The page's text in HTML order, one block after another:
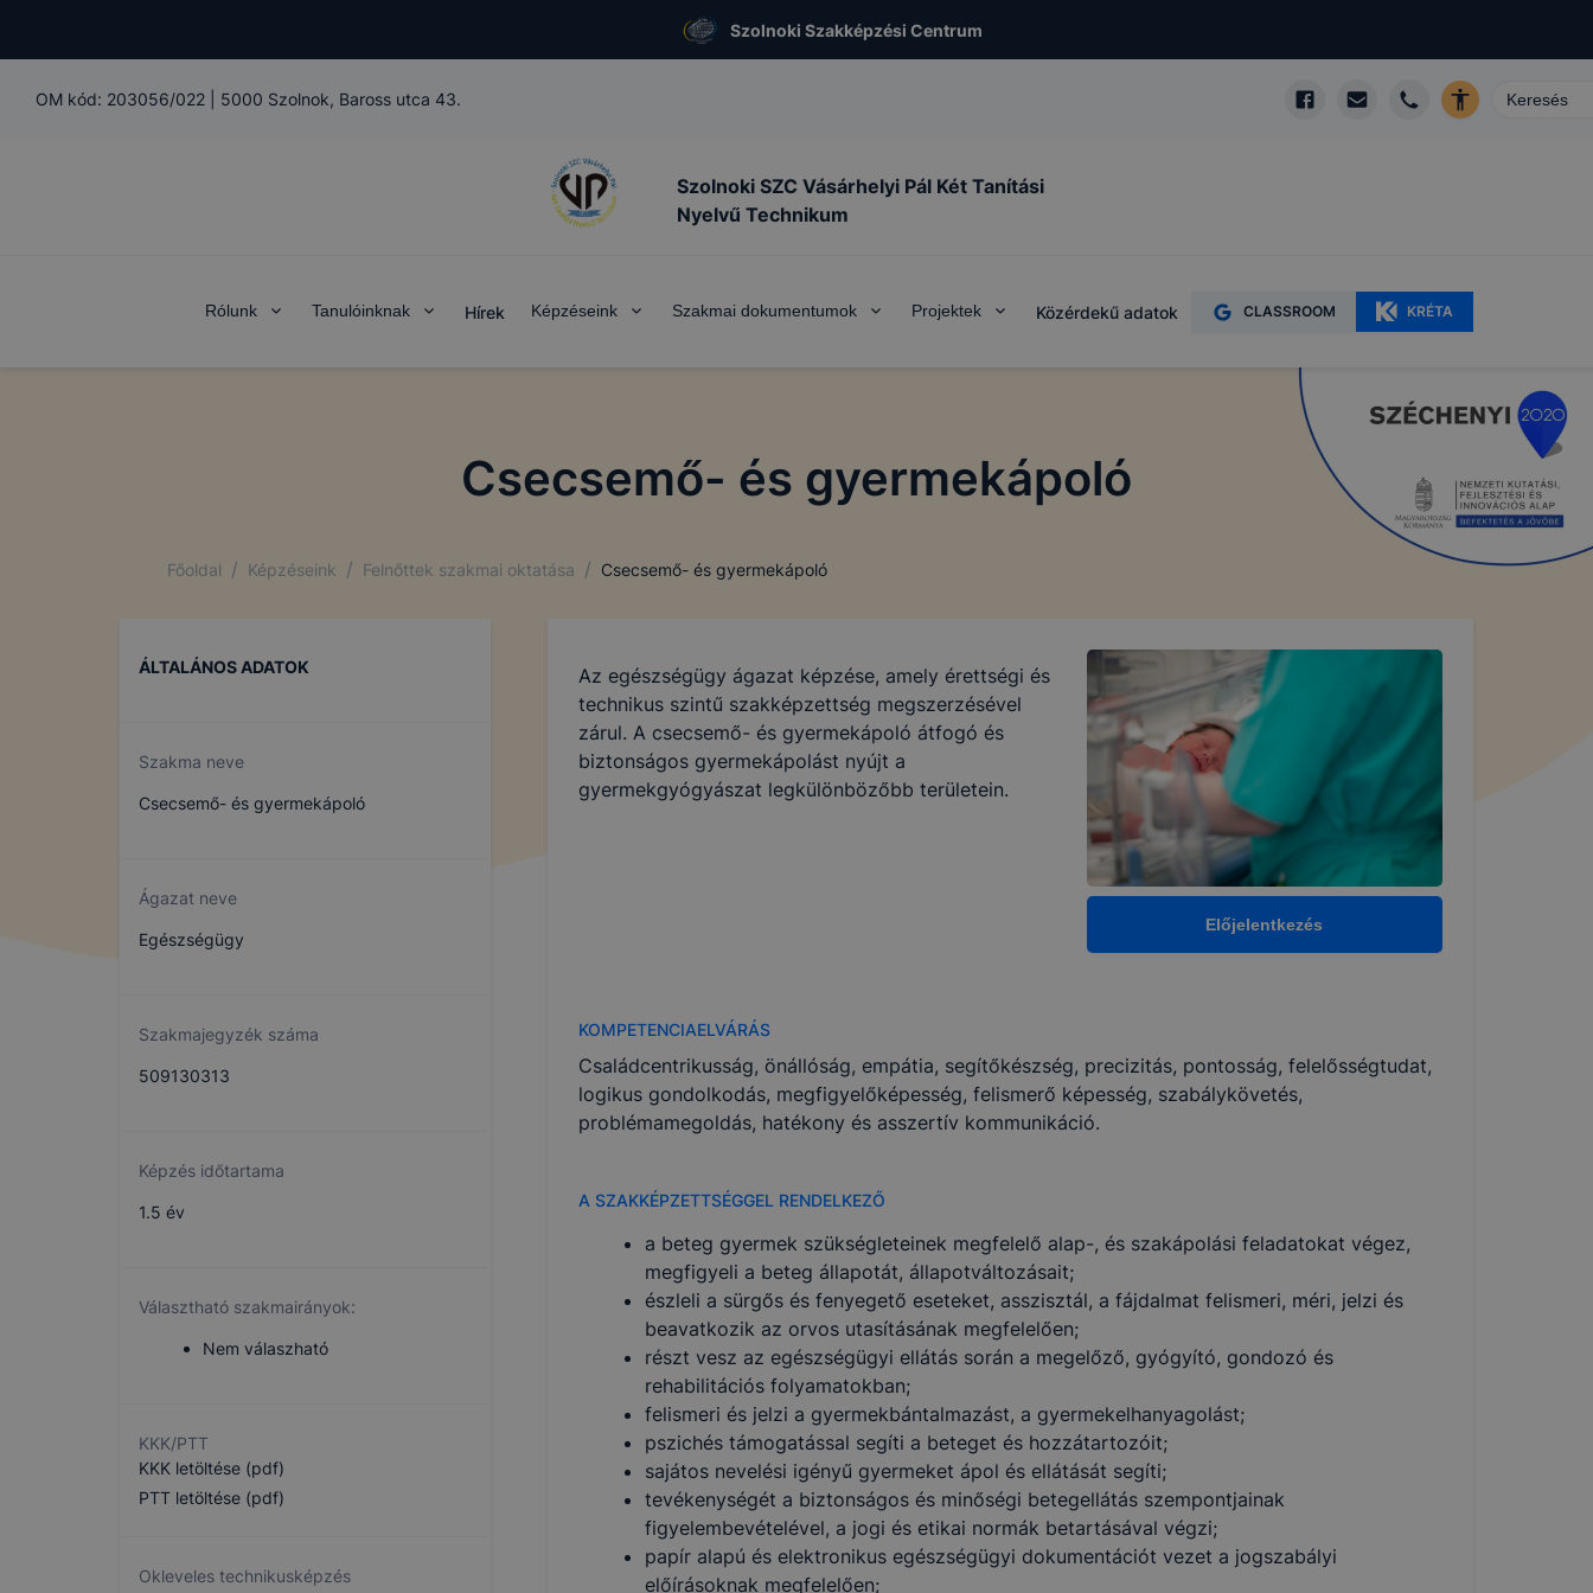
Szolnoki Szakképzési Centrum
OM kód: 203056/022 5000 Szolnok, Baross utca 43.
Szolnoki SZC Vásárhelyi Pál Két Tanítási
Nyelvű Technikum
Rólunk Tanulóinknak Hírek Képzéseink Szakmai dokumentumok Projektek Közérdekű adatok CLASSROOM KRÉTA
Csecsemő- és gyermekápoló
Főoldal / Képzéseink / Felnőttek szakmai oktatása / Csecsemő- és gyermekápoló
ÁLTALÁNOS ADATOK
Szakma neve
Csecsemő- és gyermekápoló
Ágazat neve
Egészségügy
Szakmajegyzék száma
509130313
Képzés időtartama
1.5 év
Választható szakmairányok:
Nem válaszható
KKK/PTT
KKK letöltése (pdf)
PTT letöltése (pdf)
Okleveles technikusképzés
Előjelentkezés
Az egészségügy ágazat képzése, amely érettségi és
technikus szintű szakképzettség megszerzésével
zárul. A csecsemő- és gyermekápoló átfogó és
biztonságos gyermekápolást nyújt a
gyermekgyógyászat legkülönbözőbb területein.
KOMPETENCIAELVÁRÁS
Családcentrikusság, önállóság, empátia, segítőkészség, precizitás, pontosság, felelősségtudat,
logikus gondolkodás, megfigyelőképesség, felismerő képesség, szabálykövetés,
problémamegoldás, hatékony és asszertív kommunikáció.
A SZAKKÉPZETTSÉGGEL RENDELKEZŐ
a beteg gyermek szükségleteinek megfelelő alap-, és szakápolási feladatokat végez,
megfigyeli a beteg állapotát, állapotváltozásait;
észleli a sürgős és fenyegető eseteket, asszisztál, a fájdalmat felismeri, méri, jelzi és
beavatkozik az orvos utasításának megfelelően;
részt vesz az egészségügyi ellátás során a megelőző, gyógyító, gondozó és
rehabilitációs folyamatokban;
felismeri és jelzi a gyermekbántalmazást, a gyermekelhanyagolást;
pszichés támogatással segíti a beteget és hozzátartozóit;
sajátos nevelési igényű gyermeket ápol és ellátását segíti;
tevékenységét a biztonságos és minőségi betegellátás szempontjainak
figyelembevételével, a jogi és etikai normák betartásával végzi;
papír alapú és elektronikus egészségügyi dokumentációt vezet a jogszabályi
előírásoknak megfelelően;